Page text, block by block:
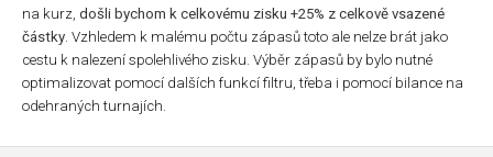
na kurz, došli bychom k celkovému zisku +25% z celkově vsazené
částky . Vzhledem k malému počtu zápasů toto ale nelze brát jako
cestu k nalezení spolehlivého zisku. Výběr zápasů by bylo nutné
optimalizovat pomocí dalších funkcí filtru, třeba i pomocí bilance na
odehraných turnajích.